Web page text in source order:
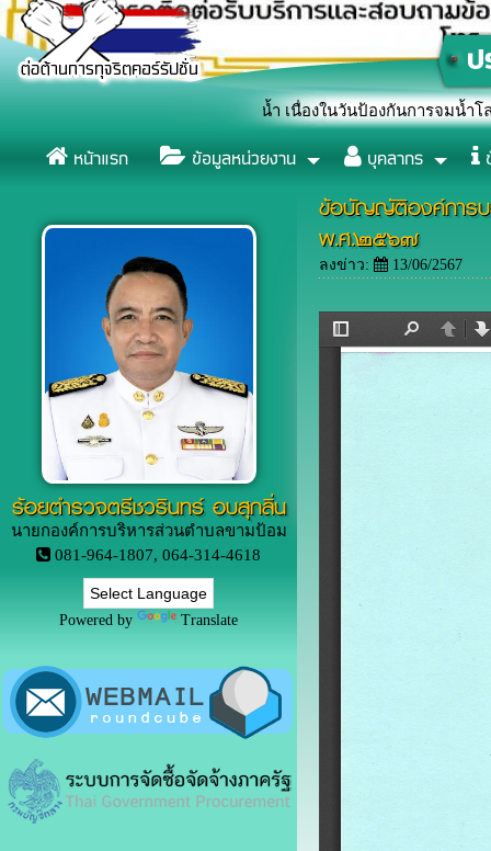
ษณ์หยุดยั้งการจมน้ำ เนื่องในวันป้องกันการจมน้ำโลก (World
หน้าแรก ข้อมูลหน่วยงาน บุคลากร
ร้อยตำรวจตรีชวรินทร์ อบสุกลิ่น
นายกองค์การบริหารส่วนตำบลขามป้อม
081-964-1807, 064-314-4618
Powered by Translate
ข้อบัญญัติองค์การบ
พ.ศ.๒๕๖๗
ลงข่าว: 13/06/2567